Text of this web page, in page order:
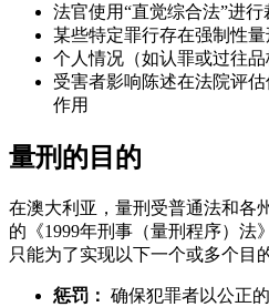
法官使用“直觉综合法”进
某些特定罪行存在强制性
个人情况（如认罪或过往
受害者影响陈述在法院评
作用
量刑的目的
在澳大利亚，量刑受普通法和各
的《1999年刑事（量刑程序）法
只能为了实现以下一个或多个目
惩罚： 确保犯罪者以公正